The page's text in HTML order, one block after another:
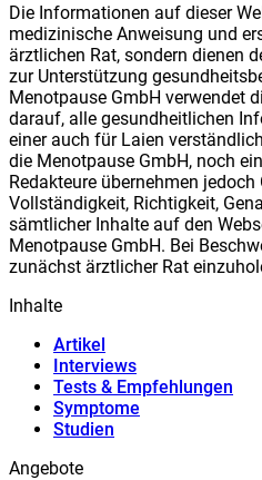
Die Informationen auf dieser
medizinische Anweisung und
ärztlichen Rat, sondern dienen
zur Unterstützung
Menotpause GmbH verwendet
darauf, alle gesundheitlichen
einer auch für Laien
die Menotpause GmbH, noch
Redakteure übernehmen
Vollständigkeit, Richtigkeit,
sämtlicher Inhalte auf den
Menotpause GmbH. Bei
zunächst ärztlicher Rat
Inhalte
Artikel
Interviews
Tests & Empfehlungen
Symptome
Studien
Angebote